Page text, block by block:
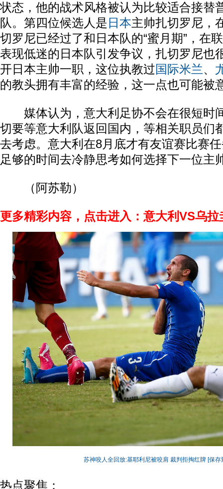
状态，他的战术风格被认为比较适合接替
队。第四位候选人是 日本主帅扎切罗尼，
切罗尼已经过了和日本队的“蜜月期”，在
表现低迷的日本队引发争议，扎切罗尼也
开日本主帅一职，这位执教过国际米兰、
的教头拥有丰富的经验，这一点也可能被
媒体认为，意大利足协不会在很短时
切要等意大利队返回国内，等相关职员们
去考虑。意大利在8月底才有友谊赛比赛
足够的时间去冷静思考如何选择下一位主
（阿苏勒）
更多精彩内容，点击进入：意大利VS乌拉
苏神咬人全回放:基耶利尼被咬肩 裁判拒掏红牌 [保存
热点聚焦：